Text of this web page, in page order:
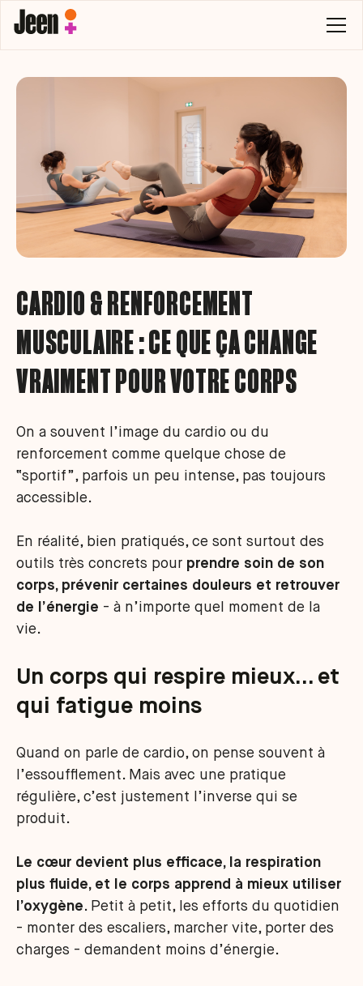
CARDIO & RENFORCEMENT
MUSCULAIRE : CE QUE ÇA CHANGE
VRAIMENT POUR VOTRE CORPS
On a souvent l’image du cardio ou du
renforcement comme quelque chose de
“sportif”, parfois un peu intense, pas toujours
accessible.
En réalité, bien pratiqués, ce sont surtout des
outils très concrets pour prendre soin de son
corps, prévenir certaines douleurs et retrouver
de l’énergie - à n’importe quel moment de la
vie.
Un corps qui respire mieux… et
qui fatigue moins
Quand on parle de cardio, on pense souvent à
l’essoufflement. Mais avec une pratique
régulière, c’est justement l’inverse qui se
produit.
Le cœur devient plus efficace, la respiration
plus fluide, et le corps apprend à mieux utiliser
l’oxygène. Petit à petit, les efforts du quotidien
- monter des escaliers, marcher vite, porter des
charges - demandent moins d’énergie.